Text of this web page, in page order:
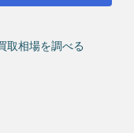
取相場を調べる